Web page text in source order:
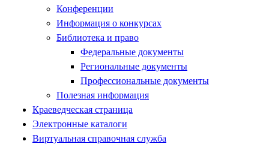
Конференции
Информация о конкурсах
Библиотека и право
Федеральные документы
Региональные документы
Профессиональные документы
Полезная информация
Краеведческая страница
Электронные каталоги
Виртуальная справочная служба